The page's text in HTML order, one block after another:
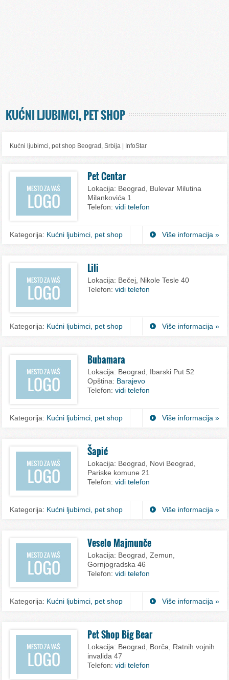
KUĆNI LJUBIMCI, PET SHOP
Kućni ljubimci, pet shop Beograd, Srbija | InfoStar
Pet Centar
Lokacija: Beograd, Bulevar Milutina
Milankovića 1
Telefon:vidi telefon
Kategorija: Kućni ljubimci, pet shop Više informacija »
Lili
Lokacija: Bečej, Nikole Tesle 40
Telefon:vidi telefon
Kategorija: Kućni ljubimci, pet shop Više informacija »
Bubamara
Lokacija: Beograd, Ibarski Put 52
Opština: Barajevo
Telefon:vidi telefon
Kategorija: Kućni ljubimci, pet shop Više informacija »
Šapić
Lokacija: Beograd, Novi Beograd,
Pariske komune 21
Telefon:vidi telefon
Kategorija: Kućni ljubimci, pet shop Više informacija »
Veselo Majmunče
Lokacija: Beograd, Zemun,
Gornjogradska 46
Telefon:vidi telefon
Kategorija: Kućni ljubimci, pet shop Više informacija »
Pet Shop Big Bear
Lokacija: Beograd, Borča, Ratnih vojnih
invalida 47
Telefon:vidi telefon